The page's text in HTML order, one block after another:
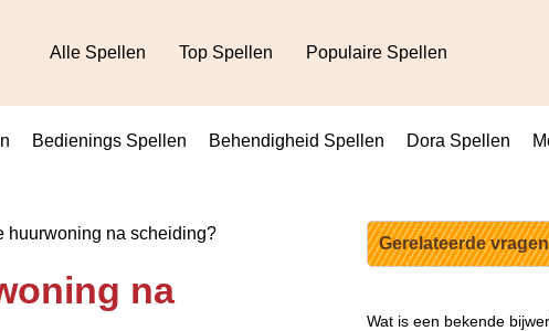
Alle Spellen Top Spellen Populaire Spellen
Bedienings Spellen Behendigheid Spellen Dora Spellen
huurwoning na scheiding?
na
Gerelateerde vragen
Wat is een bekende